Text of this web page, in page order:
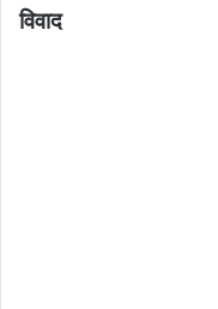
विवाद